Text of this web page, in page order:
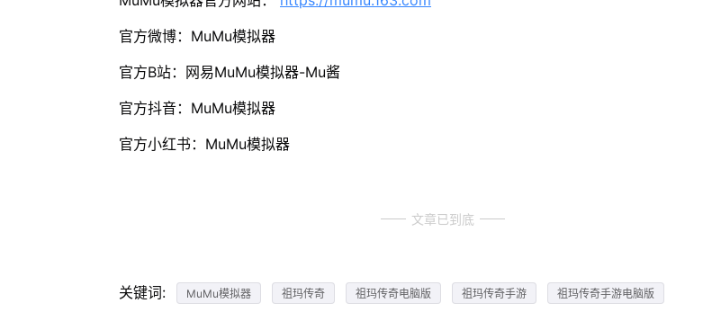
官方微博：MuMu模拟器
官方B站：网易MuMu模拟器-Mu酱
官方抖音：MuMu模拟器
官方小红书：MuMu模拟器
文章已到底
关键词: MuMu模拟器 祖玛传奇 祖玛传奇电脑版 祖玛传奇手游 祖玛传奇手游电脑版